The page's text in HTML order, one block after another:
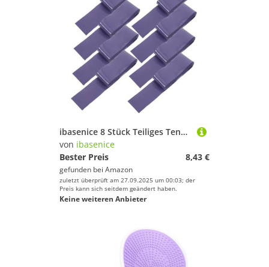
ibasenice 8 Stück Teiliges Tennis Badminton-schlägergriffband aus PU rutschfest Schweißabsorbierend Trockener Griff Langlebig Vielseitig für Tennis Badminton Angelruten
von ibasenice
Bester Preis
8,43 €
gefunden bei Amazon
zuletzt überprüft am 27.09.2025 um 00:03; der
Preis kann sich seitdem geändert haben.
Keine weiteren Anbieter